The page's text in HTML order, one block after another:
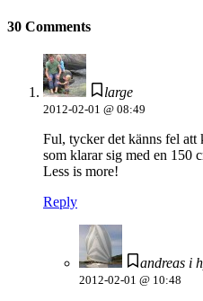
30 Comments
large
2012-02-01 @ 08:49
Ful, tycker det känns fel att
som klarar sig med en
Less is more!
Reply
andreas i
2012-02-01 @ 10:48